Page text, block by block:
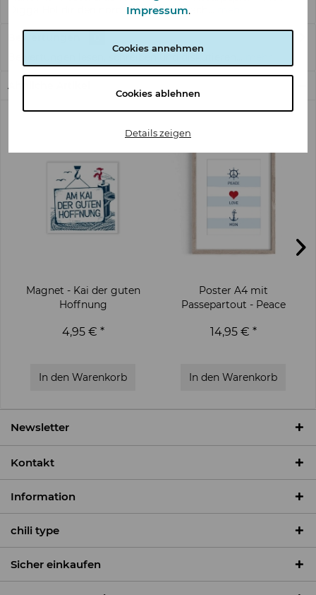
Impressum.
Cookies annehmen
Cookies ablehnen
Details zeigen
Digga Hol dir den nordischen Style nach...
Ähnliche Artikel
Magnet - Kai der guten
Hoffnung
4,95 € *
In den Warenkorb
Poster A4 mit
Passepartout - Peace
14,95 € *
In den Warenkorb
Newsletter
Kontakt
Information
chili type
Sicher einkaufen